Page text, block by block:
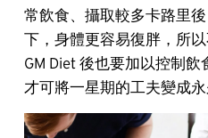
常飲食、攝取較多卡路里
下，身體更容易復胖，所
GM Diet 後也要加以控制飲
才可將一星期的工夫變成永